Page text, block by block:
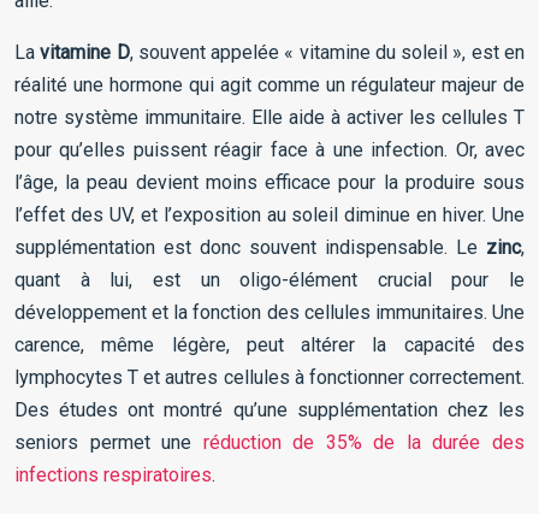
Lavitamine D, souvent appelée « vitamine du soleil », est en
réalité une hormone qui agit comme un régulateur majeur de
notre système immunitaire. Elle aide à activer les cellules T
pour qu’elles puissent réagir face à une infection. Or, avec
l’âge, la peau devient moins efficace pour la produire sous
l’effet des UV, et l’exposition au soleil diminue en hiver. Une
supplémentation est donc souvent indispensable. Le zinc,
quant à lui, est un oligo-élément crucial pour le
développement et la fonction des cellules immunitaires. Une
carence, même légère, peut altérer la capacité des
lymphocytes T et autres cellules à fonctionner correctement.
Des études ont montré qu’une supplémentation chez les
seniors permet une réduction de 35% de la durée des
infections respiratoires.